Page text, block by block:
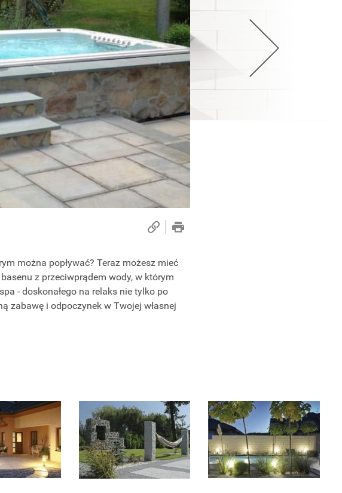
można popływać? Teraz możesz mieć
z przeciwprądem wody, w którym
- doskonałego na relaks nie tylko po
zabawę i odpoczynek w Twojej własnej